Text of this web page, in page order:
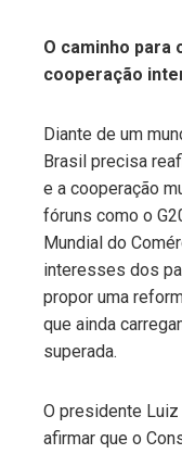
O caminho para
cooperação
Diante de um
Brasil precisa
e a cooperação
fóruns como o
Mundial do
interesses dos
propor uma
que ainda
superada.
O presidente
afirmar que o